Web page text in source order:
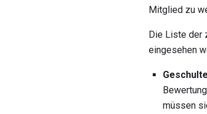
Mitglied zu
Die Liste der
eingesehen
müssen